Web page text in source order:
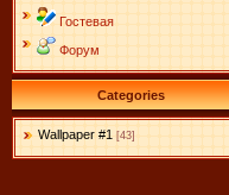
Гостевая
Форум
Categories
Wallpaper #1 [43]